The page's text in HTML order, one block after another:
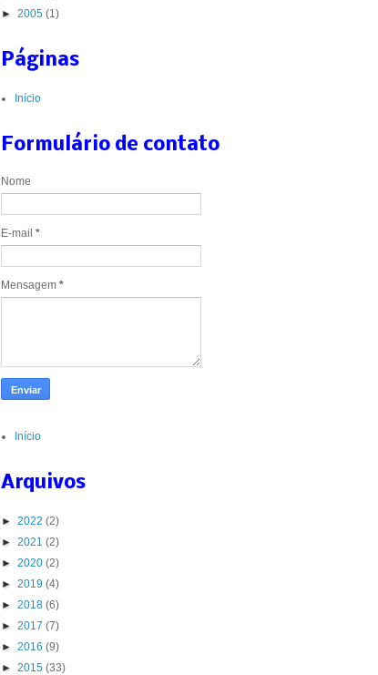
► 2005 (1)
Páginas
Início
Formulário de contato
Nome
E-mail *
Mensagem *
Início
Arquivos
► 2022 (2)
► 2021 (2)
► 2020 (2)
► 2019 (4)
► 2018 (6)
► 2017 (7)
► 2016 (9)
► 2015 (33)